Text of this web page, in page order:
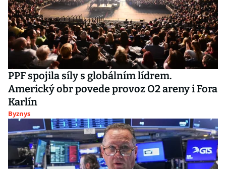
PPF spojila síly s globálním lídrem.
Americký obr povede provoz O2 areny i Fora
Karlín
Byznys